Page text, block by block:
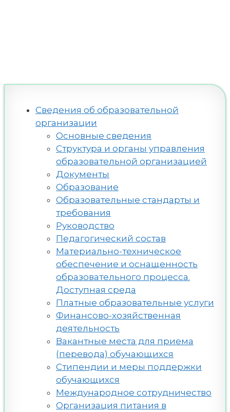
Сведения об образовательной
организации
Основные сведения
Структура и органы управления
образовательной организацией
Документы
Образование
Образовательные стандарты и
требования
Руководство
Педагогический состав
Материально-техническое
обеспечение и оснащенность
образовательного процесса.
Доступная среда
Платные образовательные услуги
Финансово-хозяйственная
деятельность
Вакантные места для приема
(перевода) обучающихся
Стипендии и меры поддержки
обучающихся
Международное сотрудничество
Организация питания в